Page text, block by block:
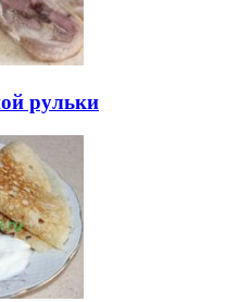
рульки